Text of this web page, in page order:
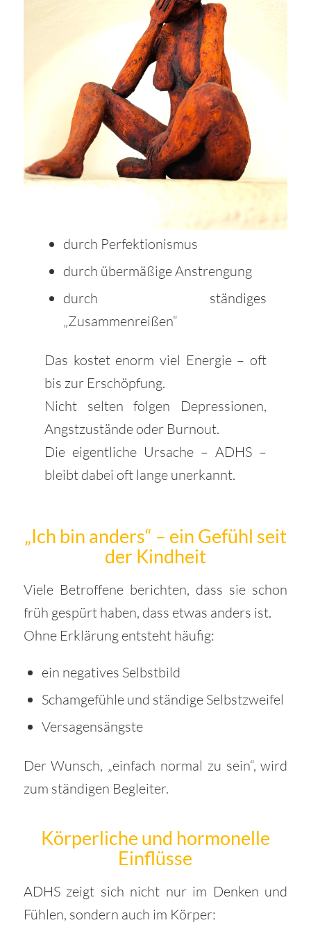
durch Perfektionismus
durch übermäßige Anstrengung
durch ständiges
„Zusammenreißen“
Das kostet enorm viel Energie – oft
bis zur Erschöpfung.
Nicht selten folgen Depressionen,
Angstzustände oder Burnout.
Die eigentliche Ursache – ADHS –
bleibt dabei oft lange unerkannt.
„Ich bin anders“ – ein Gefühl seit
der Kindheit
Viele Betroffene berichten, dass sie schon
früh gespürt haben, dass etwas anders ist.
Ohne Erklärung entsteht häufig:
ein negatives Selbstbild
Schamgefühle und ständige Selbstzweifel
Versagensängste
Der Wunsch, „einfach normal zu sein“, wird
zum ständigen Begleiter.
Körperliche und hormonelle
Einflüsse
ADHS zeigt sich nicht nur im Denken und
Fühlen, sondern auch im Körper: